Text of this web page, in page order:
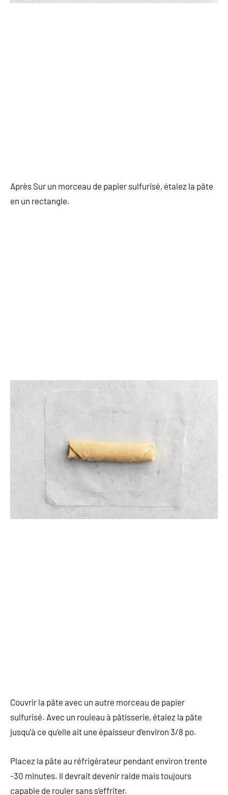
Après Sur un morceau de papier sulfurisé, étalez la pâte
en un rectangle.
Couvrir la pâte avec un autre morceau de papier
sulfurisé. Avec un rouleau à pâtisserie, étalez la pâte
jusqu’à ce qu’elle ait une épaisseur d’environ 3/8 po.
Placez la pâte au réfrigérateur pendant environ trente
-30 minutes. Il devrait devenir raide mais toujours
capable de rouler sans s’effriter.